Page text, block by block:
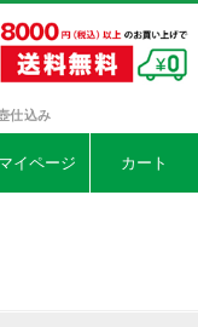
仕込み
マイページ カート